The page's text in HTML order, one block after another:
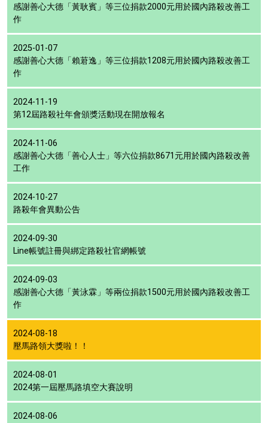
感謝善心大德「黃耿賓」等三位捐款2000元用於國內路殺改善工
作
2025-01-07
感謝善心大德「賴莙逸」等三位捐款1208元用於國內路殺改善工
作
2024-11-19
第12屆路殺社年會頒獎活動現在開放報名
2024-11-06
感謝善心大德「善心人士」等六位捐款8671元用於國內路殺改善
工作
2024-10-27
路殺年會異動公告
2024-09-30
Line帳號註冊與綁定路殺社官網帳號
2024-09-03
感謝善心大德「黃泳霖」等兩位捐款1500元用於國內路殺改善工
作
2024-08-18
壓馬路領大獎啦！！
2024-08-01
2024第一屆壓馬路填空大賽說明
2024-08-06